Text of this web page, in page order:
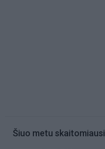
Šiuo metu skaitomiausi